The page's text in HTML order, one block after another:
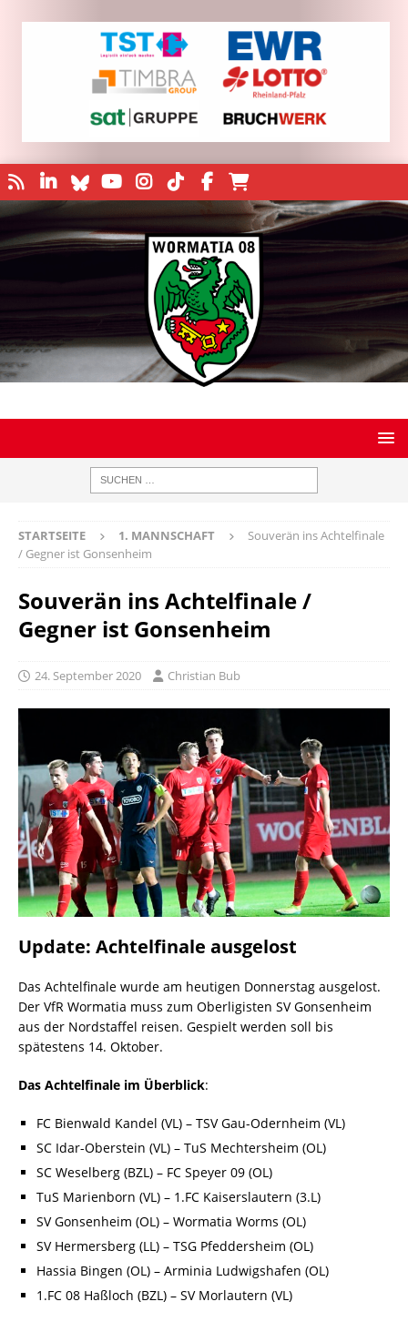
STARTSEITE 1. MANNSCHAFT
Souverän ins Achtelfinale
/ Gegner ist Gonsenheim
Souverän ins Achtelfinale /
Gegner ist Gonsenheim
24. September 2020 Christian Bub
Update: Achtelfinale ausgelost
Das Achtelfinale wurde am heutigen Donnerstag ausgelost.
Der VfR Wormatia muss zum Oberligisten SV Gonsenheim
aus der Nordstaffel reisen. Gespielt werden soll bis
spätestens 14. Oktober.
Das Achtelfinale im Überblick:
FC Bienwald Kandel (VL) – TSV Gau-Odernheim (VL)
SC Idar-Oberstein (VL) – TuS Mechtersheim (OL)
SC Weselberg (BZL) – FC Speyer 09 (OL)
TuS Marienborn (VL) – 1.FC Kaiserslautern (3.L)
SV Gonsenheim (OL) – Wormatia Worms (OL)
SV Hermersberg (LL) – TSG Pfeddersheim (OL)
Hassia Bingen (OL) – Arminia Ludwigshafen (OL)
1.FC 08 Haßloch (BZL) – SV Morlautern (VL)